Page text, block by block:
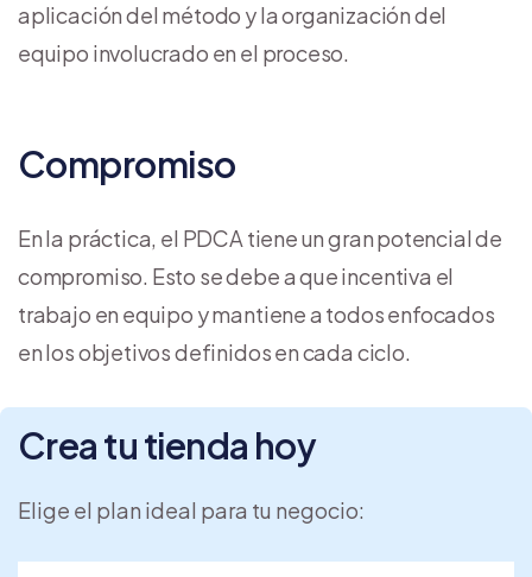
aplicación del método y la organización del
equipo involucrado en el proceso.
Compromiso
En la práctica, el PDCA tiene un gran potencial de
compromiso. Esto se debe a que incentiva el
trabajo en equipo y mantiene a todos enfocados
en los objetivos definidos en cada ciclo.
Crea tu tienda hoy
Elige el plan ideal para tu negocio: